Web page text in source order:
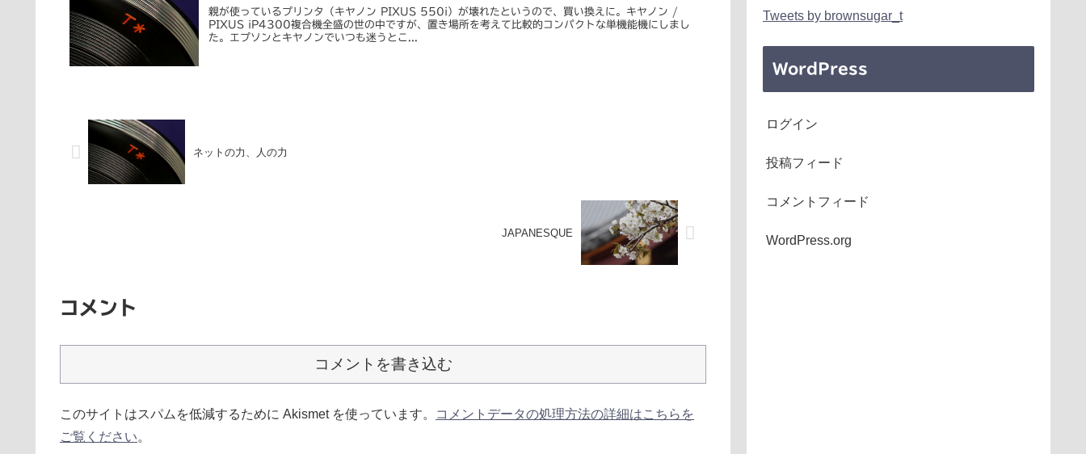
親が使っているプリンタ（キヤノン PIXUS 550i）が壊れたというので、買い換えに。キヤノン /
PIXUS iP4300複合機全盛の世の中ですが、置き場所を考えて比較的コンパクトな単機能機にしまし
た。エプソンとキヤノンでいつも迷うとこ...
ネットの力、人の力
JAPANESQUE
コメント
コメントを書き込む
このサイトはスパムを低減するために Akismet を使っています。
コメントデータの処理方法の詳細はこちらを
ご覧ください。
Tweets by brownsugar_t
WordPress
ログイン
投稿フィード
コメントフィード
WordPress.org